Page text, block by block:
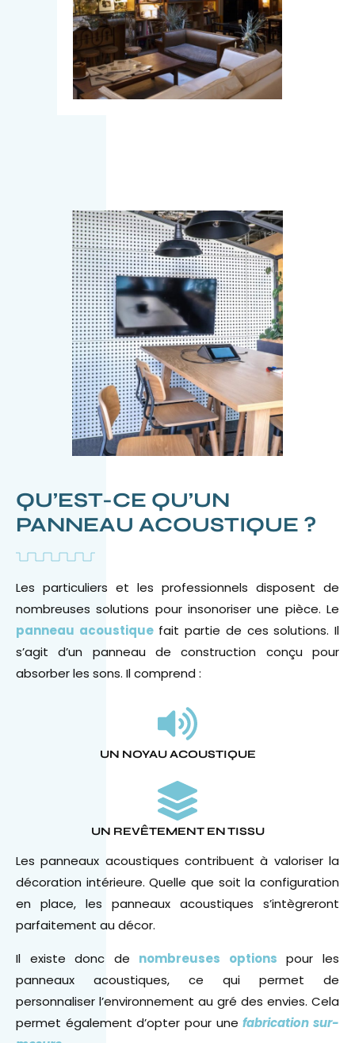
QU’EST-CE QU’UN
PANNEAU ACOUSTIQUE ?
Les particuliers et les professionnels disposent de
nombreuses solutions pour insonoriser une pièce. Le
panneau acoustiquefait partie de ces solutions. Il
s’agit d’un panneau de construction conçu pour
absorber les sons. Il comprend :
UN NOYAU ACOUSTIQUE
UN REVÊTEMENT EN TISSU
Les panneaux acoustiques contribuent à valoriser la
décoration intérieure. Quelle que soit la configuration
en place, les panneaux acoustiques s’intègreront
parfaitement au décor.
Il existe donc de nombreuses options pour les
panneaux acoustiques, ce qui permet de
personnaliser l’environnement au gré des envies. Cela
permet également d’opter pour unefabrication sur-